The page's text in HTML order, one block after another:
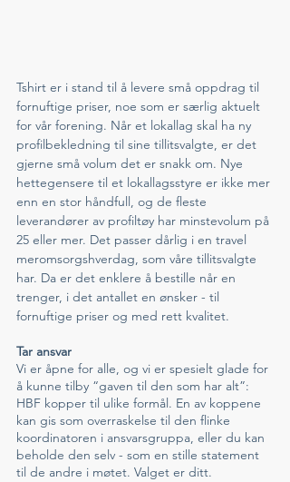
Tshirt er i stand til å levere små oppdrag til
fornuftige priser, noe som er særlig aktuelt
for vår forening. Når et lokallag skal ha ny
profilbekledning til sine tillitsvalgte, er det
gjerne små volum det er snakk om. Nye
hettegensere til et lokallagsstyre er ikke mer
enn en stor håndfull, og de fleste
leverandører av profiltøy har minstevolum på
25 eller mer. Det passer dårlig i en travel
meromsorgshverdag, som våre tillitsvalgte
har. Da er det enklere å bestille når en
trenger, i det antallet en ønsker - til
fornuftige priser og med rett kvalitet.
Tar ansvar
Vi er åpne for alle, og vi er spesielt glade for
å kunne tilby “gaven til den som har alt”:
HBF kopper til ulike formål. En av koppene
kan gis som overraskelse til den flinke
koordinatoren i ansvarsgruppa, eller du kan
beholde den selv - som en stille statement
til de andre i møtet. Valget er ditt.